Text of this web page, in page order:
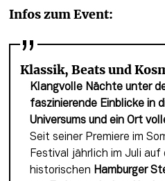
Infos zum Event:
Klassik, Beats und
Klangvolle Nächte unter
faszinierende Einblicke in
Universums und ein Ort
Seit seiner Premiere im
Festival jährlich im Juli auf
historischen Hamburger